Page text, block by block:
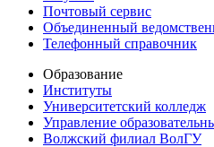
Почтовый сервис
Объединенный
Телефонный справочник
Образование
Институты
Университетский колледж
Управление
Волжский филиал ВолГУ